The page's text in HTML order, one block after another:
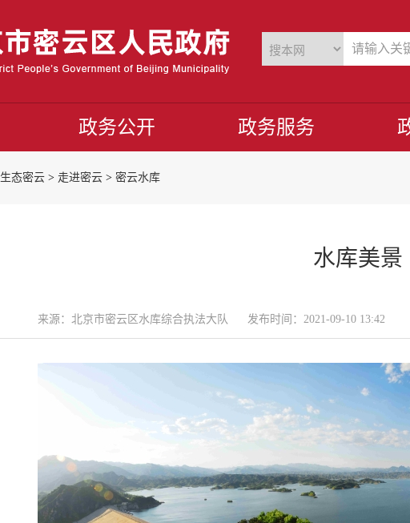
政务公开 政务服务
生态密云 > 走进密云 > 密云水库
水库美景
来源：北京市密云区水库综合执法大队 发布时间：2021-09-10 13:42